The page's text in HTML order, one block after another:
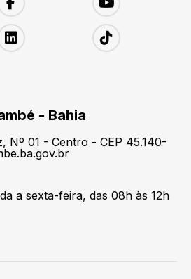
- Bahia
Nº 01 - Centro - CEP 45.140-
a sexta-feira, das 08h às 12h